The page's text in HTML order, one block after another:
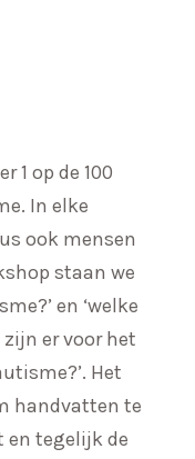
1 op de 100
In elke
ook mensen
staan we
en ‘welke
er voor het
Het
handvatten te
en tegelijk de